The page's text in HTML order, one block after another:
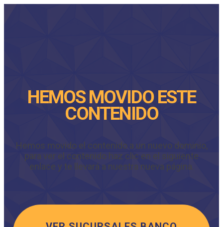
HEMOS MOVIDO ESTE
CONTENIDO
Hemos movido el contenido a un nuevo dominio,
para ver el contenido haz clic en el siguiente
enlace y te llevará a nuestra nueva página.